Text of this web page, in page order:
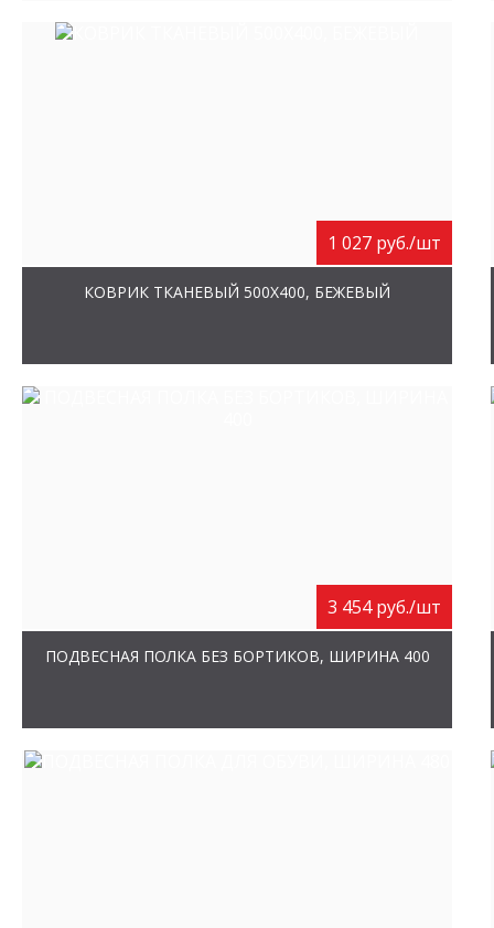
1 027 руб./шт
КОВРИК ТКАНЕВЫЙ 500Х400, БЕЖЕВЫЙ
3 454 руб./шт
ПОДВЕСНАЯ ПОЛКА БЕЗ БОРТИКОВ, ШИРИНА 400